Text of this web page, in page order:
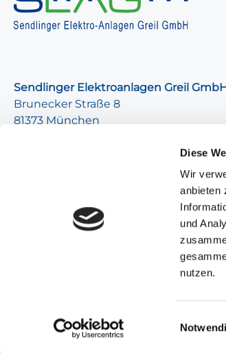
Diese
Wir
anbieten
und
nutzen.
Sendlinger Elektroanlagen Greil
Brunecker Straße 8
81373 München